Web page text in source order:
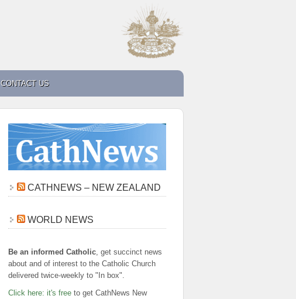
CONTACT US
CATHNEWS – NEW ZEALAND
WORLD NEWS
Be an informed Catholic, get succinct news
about and of interest to the Catholic Church
delivered twice-weekly to "In box".
Click here: it's free to get CathNews New